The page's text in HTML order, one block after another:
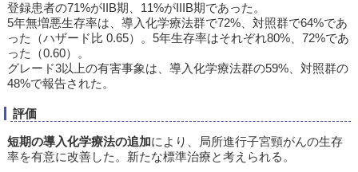
登録患者の71%がIIB期、11%がIIIB期であった。
5年無増悪生存率は、導入化学療法群で72%、対照群で64%であ
った（ハザード比 0.65）。5年生存率はそれぞれ80%、72%であ
った（0.60）。
グレード3以上の有害事象は、導入化学療法群の59%、対照群の
48%で報告された。
評価
短期の導入化学療法の追加により、局所進行子宮頸がんの生存
率を有意に改善した。新たな標準治療と考えられる。